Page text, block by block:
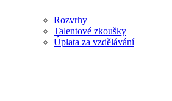
Rozvrhy
Talentové zkoušky
Úplata za vzdělávání